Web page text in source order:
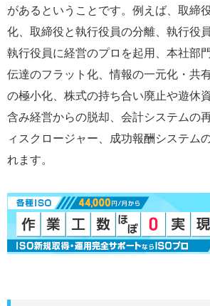
があるということです。例えば、取締
化、取締役と執行役員の分離、執行役
執行役員に経営のプロを起用、本社部
伝達のフラット化、情報の一元化・共
の極小化、株式の持ち合い廃止や遊休
含み経営からの脱却、会計システムの
ィスクロージャー、成功報酬システム
れます。